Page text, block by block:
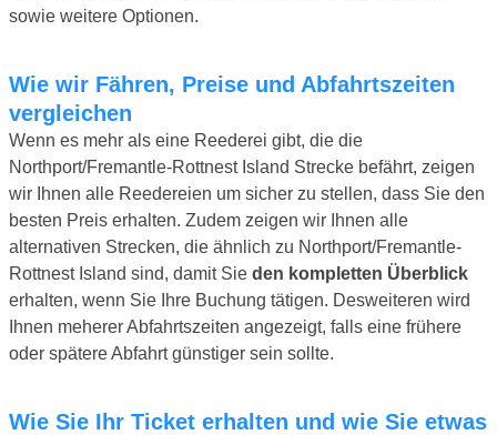
sowie weitere Optionen.
Wie wir Fähren, Preise und Abfahrtszeiten
vergleichen
Wenn es mehr als eine Reederei gibt, die die
Northport/Fremantle-Rottnest Island Strecke befährt, zeigen
wir Ihnen alle Reedereien um sicher zu stellen, dass Sie den
besten Preis erhalten. Zudem zeigen wir Ihnen alle
alternativen Strecken, die ähnlich zu Northport/Fremantle-
Rottnest Island sind, damit Sie den kompletten Überblick
erhalten, wenn Sie Ihre Buchung tätigen. Desweiteren wird
Ihnen meherer Abfahrtszeiten angezeigt, falls eine frühere
oder spätere Abfahrt günstiger sein sollte.
Wie Sie Ihr Ticket erhalten und wie Sie etwas